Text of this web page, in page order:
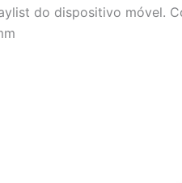
do dispositivo móvel.